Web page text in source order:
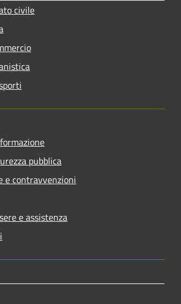
civile
pubblica
e contravvenzioni
e assistenza